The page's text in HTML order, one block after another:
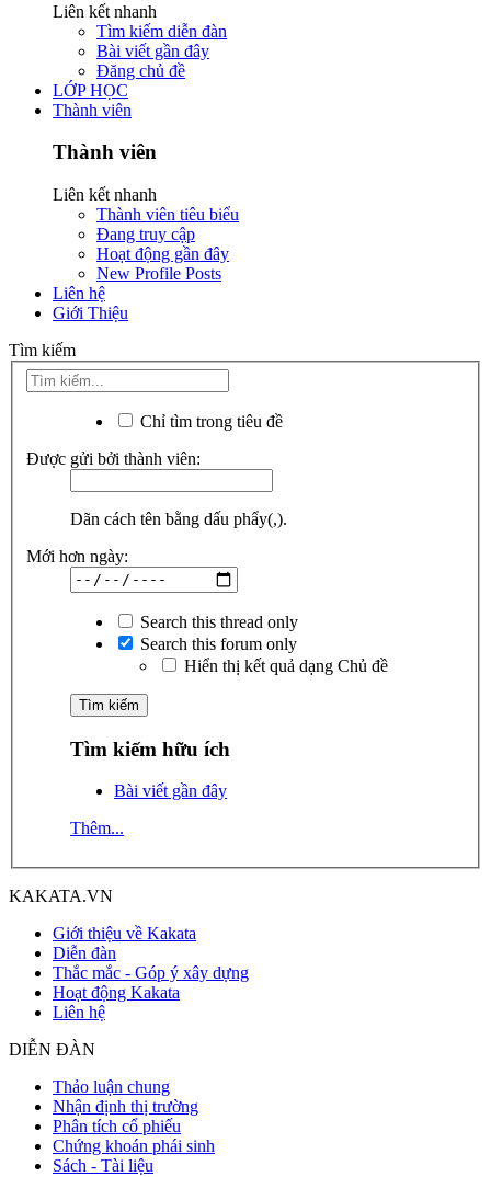
Liên kết nhanh
Tìm kiếm diễn đàn
Bài viết gần đây
Đăng chủ đề
LỚP HỌC
Thành viên
Thành viên
Liên kết nhanh
Thành viên tiêu biểu
Đang truy cập
Hoạt động gần đây
New Profile Posts
Liên hệ
Giới Thiệu
Tìm kiếm
Chỉ tìm trong tiêu đề
Được gửi bởi thành viên:
Dãn cách tên bằng dấu phẩy(,).
Mới hơn ngày:
Search this thread only
Search this forum only
Hiển thị kết quả dạng Chủ đề
Tìm kiếm hữu ích
Bài viết gần đây
Thêm...
KAKATA.VN
Giới thiệu về Kakata
Diễn đàn
Thắc mắc - Góp ý xây dựng
Hoạt động Kakata
Liên hệ
DIỄN ĐÀN
Thảo luận chung
Nhận định thị trường
Phân tích cổ phiếu
Chứng khoán phái sinh
Sách - Tài liệu